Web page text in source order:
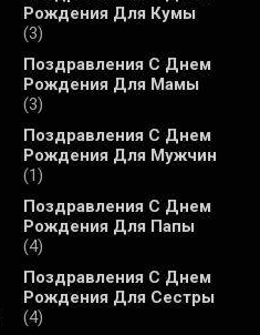
Рождения Для Кумы
(3)
Поздравления С Днем
Рождения Для Мамы
(3)
Поздравления С Днем
Рождения Для Мужчин
(1)
Поздравления С Днем
Рождения Для Папы
(4)
Поздравления С Днем
Рождения Для Сестры
(4)